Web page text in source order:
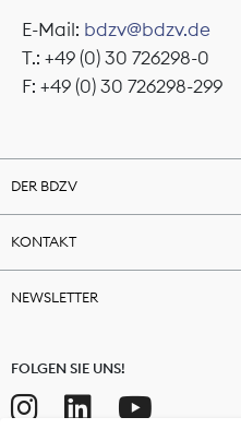
E-Mail: bdzv@bdzv.de
T.: +49 (0) 30 726298-0
F: +49 (0) 30 726298-299
DER BDZV
KONTAKT
NEWSLETTER
FOLGEN SIE UNS!